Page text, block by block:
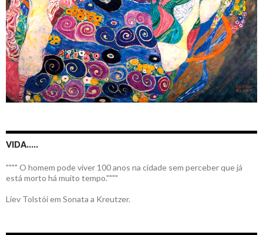
VIDA…..
"""" O homem pode viver 100 anos na cidade sem perceber que já
está morto há muito tempo.""""
Liev Tolstói em Sonata a Kreutzer.